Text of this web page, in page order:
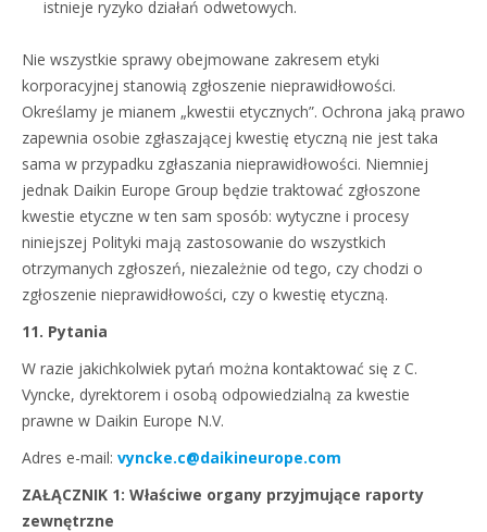
istnieje ryzyko działań odwetowych.
Nie wszystkie sprawy obejmowane zakresem etyki
korporacyjnej stanowią zgłoszenie nieprawidłowości.
Określamy je mianem „kwestii etycznych”. Ochrona jaką prawo
zapewnia osobie zgłaszającej kwestię etyczną nie jest taka
sama w przypadku zgłaszania nieprawidłowości. Niemniej
jednak Daikin Europe Group będzie traktować zgłoszone
kwestie etyczne w ten sam sposób: wytyczne i procesy
niniejszej Polityki mają zastosowanie do wszystkich
otrzymanych zgłoszeń, niezależnie od tego, czy chodzi o
zgłoszenie nieprawidłowości, czy o kwestię etyczną.
11. Pytania
W razie jakichkolwiek pytań można kontaktować się z C.
Vyncke, dyrektorem i osobą odpowiedzialną za kwestie
prawne w Daikin Europe N.V.
Adres e-mail: vyncke.c@daikineurope.com
ZAŁĄCZNIK 1: Właściwe organy przyjmujące raporty
zewnętrzne